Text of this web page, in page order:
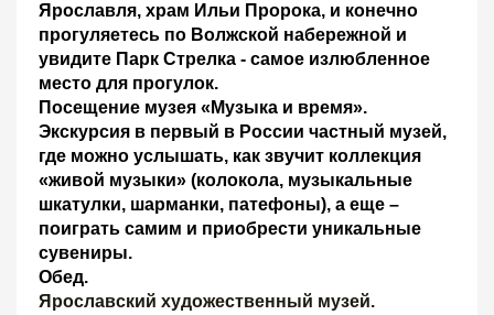
Ярославля, храм Ильи Пророка, и конечно
прогуляетесь по Волжской набережной и
увидите Парк Стрелка - самое излюбленное
место для прогулок.
Посещение музея «Музыка и время».
Экскурсия в первый в России частный музей,
где можно услышать, как звучит коллекция
«живой музыки» (колокола, музыкальные
шкатулки, шарманки, патефоны), а еще –
поиграть самим и приобрести уникальные
сувениры.
Обед.
Ярославский художественный музей.